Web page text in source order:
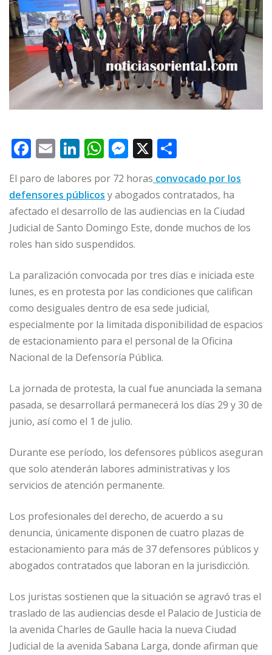
F
c
e
b
o
k
E
m
ai
l
Li
k
e
dI
n
W
h
at
s
A
p
M
ss
e
n
g
r
X
m
p
ar
r
El paro de labores por 72 horas convocado por los
defensores públicos y abogados contratados, ha
afectado el desarrollo de las audiencias en la Ciudad
Judicial de Santo Domingo Este, donde muchos de los
roles han sido suspendidos.
La paralización convocada por tres días e iniciada este
lunes, es en protesta por las condiciones que califican
como desiguales dentro de esa sede judicial,
especialmente por la limitada disponibilidad de espacios
de estacionamiento para el personal de la Oficina
Nacional de la Defensoría Pública.
La jornada de protesta, la cual fue anunciada la semana
pasada, se desarrollará permanecerá los días 29 y 30 de
junio, así como el 1 de julio.
Durante ese período, los defensores públicos aseguran
que solo atenderán labores administrativas y los
servicios de atención permanente.
Los profesionales del derecho, de acuerdo a su
denuncia, únicamente disponen de cuatro plazas de
estacionamiento para más de 37 defensores públicos y
abogados contratados que laboran en la jurisdicción.
Los juristas sostienen que la situación se agravó tras el
traslado de las audiencias desde el Palacio de Justicia de
la avenida Charles de Gaulle hacia la nueva Ciudad
Judicial de la avenida Sabana Larga, donde afirman que